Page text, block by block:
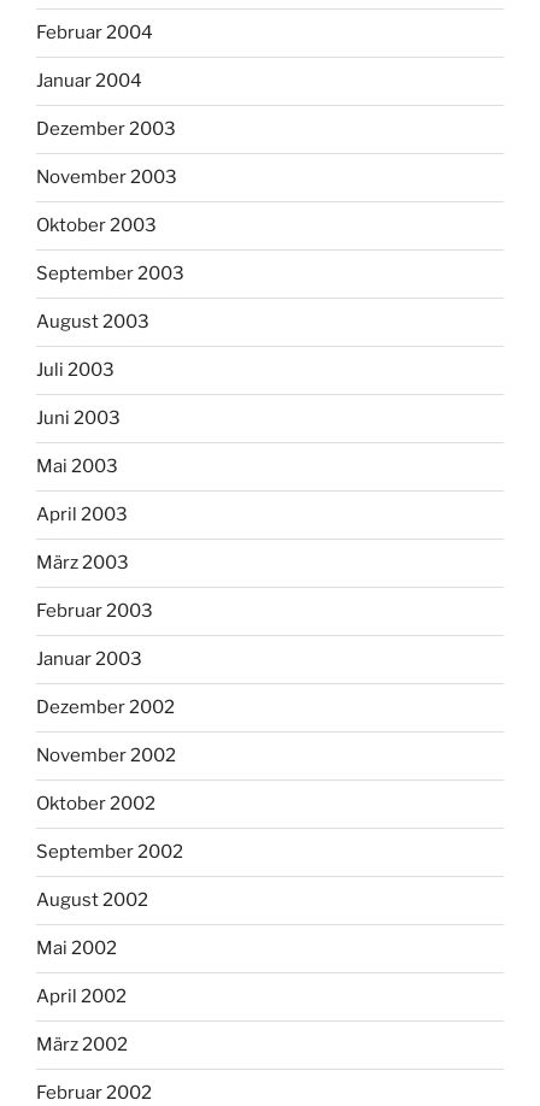
Februar 2004
Januar 2004
Dezember 2003
November 2003
Oktober 2003
September 2003
August 2003
Juli 2003
Juni 2003
Mai 2003
April 2003
März 2003
Februar 2003
Januar 2003
Dezember 2002
November 2002
Oktober 2002
September 2002
August 2002
Mai 2002
April 2002
März 2002
Februar 2002